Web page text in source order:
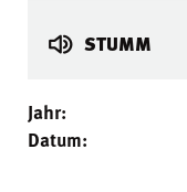
STUMM
Jahr:
Datum: